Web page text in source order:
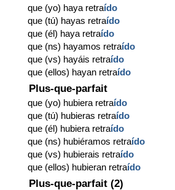
que (yo) haya retraído
que (tú) hayas retraído
que (él) haya retraído
que (ns) hayamos retraído
que (vs) hayáis retraído
que (ellos) hayan retraído
Plus-que-parfait
que (yo) hubiera retraído
que (tú) hubieras retraído
que (él) hubiera retraído
que (ns) hubiéramos retraído
que (vs) hubierais retraído
que (ellos) hubieran retraído
Plus-que-parfait (2)